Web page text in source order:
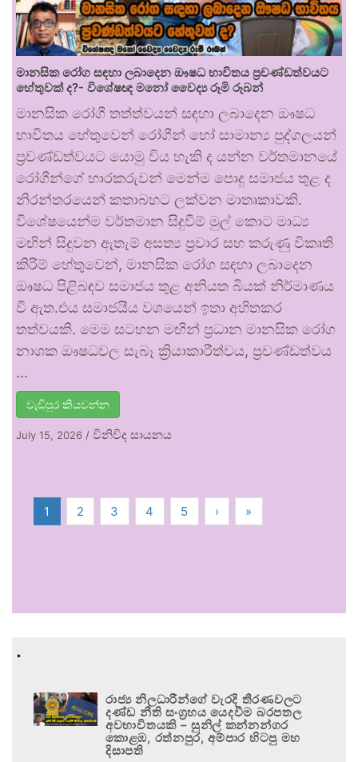
මානසික රෝග සඳහා ලබාදෙන ඖෂධ භාවිතය ප්‍රචණ්ඩත්වයට
හේතුවක් ද?- විශේෂඥ මනෝ වෛද්‍ය රූමි රූබන්
මානසික රෝගී තත්ත්වයන් සඳහා ලබාදෙන ඖෂධ
භාවිතය හේතුවෙන් රෝගීන් හෝ සාමාන්‍ය පුද්ගලයන්
ප්‍රචණ්ඩත්වයට යොමු විය හැකි ද යන්න වර්තමානයේ
රෝගීන්ගේ භාරකරුවන් මෙන්ම පොදු සමාජය තුළ ද
නිරන්තරයෙන් කතාබහට ලක්වන මාතෘකාවකි.
විශේෂයෙන්ම වර්තමාන සිදුවීම් මුල් කොට මාධ්‍ය
මඟින් සිදුවන ඇතැම් අසත්‍ය ප්‍රචාර සහ කරුණු විකෘති
කිරීම් හේතුවෙන්, මානසික රෝග සඳහා ලබාදෙන
ඖෂධ පිළිබඳව සමාජය තුළ අනියත බියක් නිර්මාණය
වී ඇත.එය සමාජයීය වශයෙන් ඉතා අහිතකර
තත්වයකි. මෙම සටහන මඟින් ප්‍රධාන මානසික රෝග
නාශක ඖෂධවල සැබෑ ක්‍රියාකාරීත්වය, ප්‍රචණ්ඩත්වය
…
වැඩිපුර කියවන්න
July 15, 2026 / විනිවිද සායනය
1 2 3 4 5 › »
.
රාජ්‍ය නිලධාරීන්ගේ වැරදි තීරණවලට
දණ්ඩ නීති සංග්‍රහය යෙදවීම බරපතල
අවභාවිතයකි – සුනිල් කන්නන්ගර
කොළඹ, රත්නපුර, අම්පාර හිටපු මහ
දිසාපති